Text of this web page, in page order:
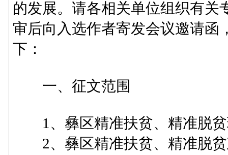
的发展。请各相关单位组织有关
审后向入选作者寄发会议邀请函
下：
一、征文范围
1、彝区精准扶贫、精准脱贫
2、彝区精准扶贫、精准脱贫